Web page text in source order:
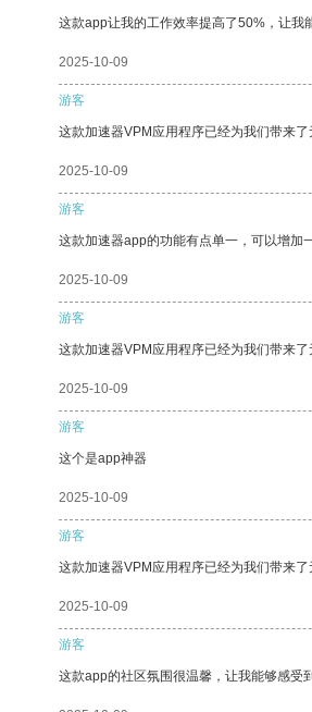
这款app让我的工作效率提高了50%，让我
2025-10-09
游客
这款加速器VPM应用程序已经为我们带来了
2025-10-09
游客
这款加速器app的功能有点单一，可以增加
2025-10-09
游客
这款加速器VPM应用程序已经为我们带来了
2025-10-09
游客
这个是app神器
2025-10-09
游客
这款加速器VPM应用程序已经为我们带来了
2025-10-09
游客
这款app的社区氛围很温馨，让我能够感受